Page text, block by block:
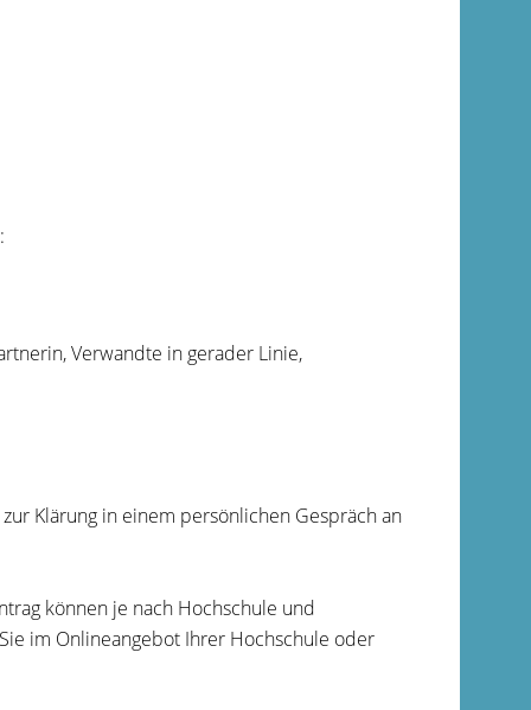
Verwandte in gerader Linie,
Klärung in einem persönlichen Gespräch an
können je nach Hochschule und
im Onlineangebot Ihrer Hochschule oder